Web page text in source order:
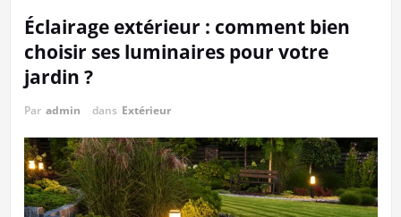
Éclairage extérieur : comment bien
choisir ses luminaires pour votre
jardin ?
Par admin dans Extérieur